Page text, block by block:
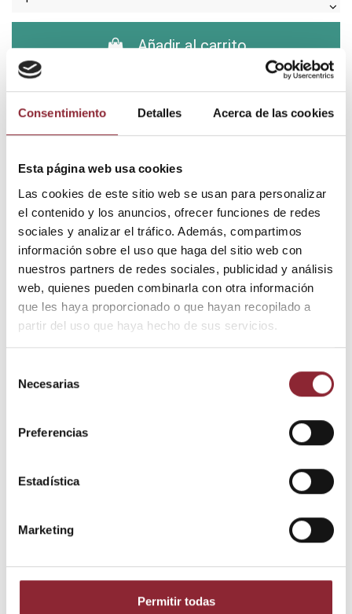
Consentimiento Detalles Acerca de las cookies
Esta página web usa cookies
Las cookies de este sitio web se usan para personalizar
el contenido y los anuncios, ofrecer funciones de redes
sociales y analizar el tráfico. Además, compartimos
información sobre el uso que haga del sitio web con
nuestros partners de redes sociales, publicidad y análisis
web, quienes pueden combinarla con otra información
que les haya proporcionado o que hayan recopilado a
partir del uso que haya hecho de sus servicios.
Necesarias
Preferencias
Estadística
Marketing
Permitir todas
Añadir al carrito
Envío gratis +60€
Pago seguro
Entrega 24/72h
DESCUBRE NUESTRA TIENDA FÍSICA
Detalles del producto